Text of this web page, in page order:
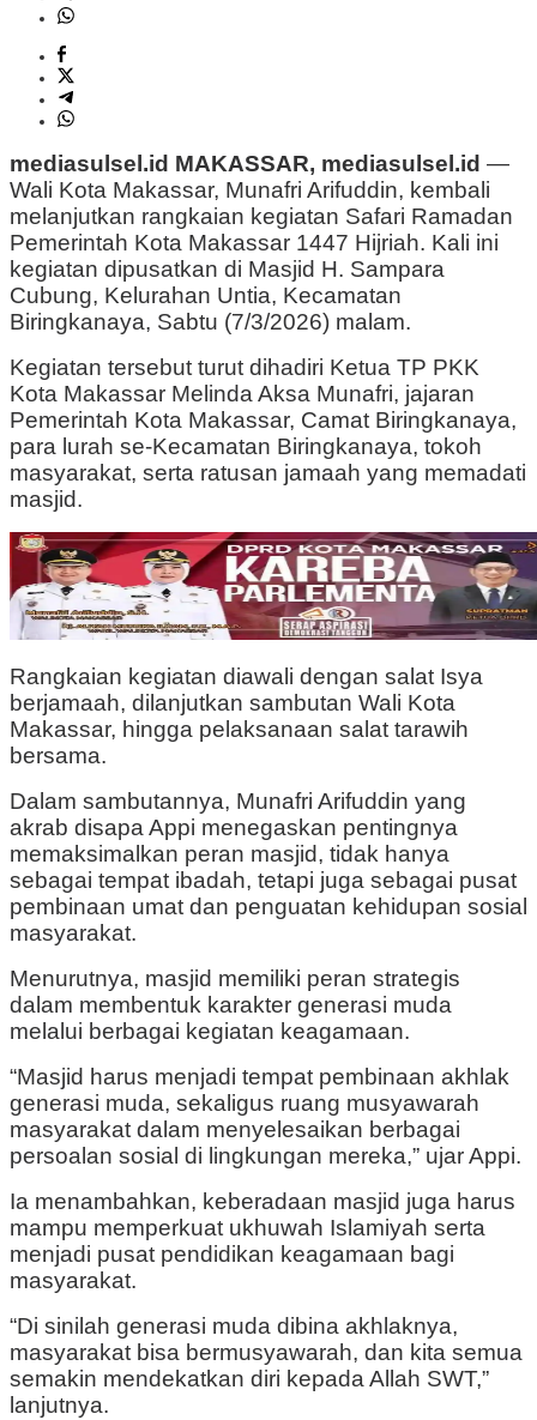
mediasulsel.id MAKASSAR, mediasulsel.id —
Wali Kota Makassar, Munafri Arifuddin, kembali
melanjutkan rangkaian kegiatan Safari Ramadan
Pemerintah Kota Makassar 1447 Hijriah. Kali ini
kegiatan dipusatkan di Masjid H. Sampara
Cubung, Kelurahan Untia, Kecamatan
Biringkanaya, Sabtu (7/3/2026) malam.
Kegiatan tersebut turut dihadiri Ketua TP PKK
Kota Makassar Melinda Aksa Munafri, jajaran
Pemerintah Kota Makassar, Camat Biringkanaya,
para lurah se-Kecamatan Biringkanaya, tokoh
masyarakat, serta ratusan jamaah yang memadati
masjid.
Rangkaian kegiatan diawali dengan salat Isya
berjamaah, dilanjutkan sambutan Wali Kota
Makassar, hingga pelaksanaan salat tarawih
bersama.
Dalam sambutannya, Munafri Arifuddin yang
akrab disapa Appi menegaskan pentingnya
memaksimalkan peran masjid, tidak hanya
sebagai tempat ibadah, tetapi juga sebagai pusat
pembinaan umat dan penguatan kehidupan sosial
masyarakat.
Menurutnya, masjid memiliki peran strategis
dalam membentuk karakter generasi muda
melalui berbagai kegiatan keagamaan.
“Masjid harus menjadi tempat pembinaan akhlak
generasi muda, sekaligus ruang musyawarah
masyarakat dalam menyelesaikan berbagai
persoalan sosial di lingkungan mereka,” ujar Appi.
Ia menambahkan, keberadaan masjid juga harus
mampu memperkuat ukhuwah Islamiyah serta
menjadi pusat pendidikan keagamaan bagi
masyarakat.
“Di sinilah generasi muda dibina akhlaknya,
masyarakat bisa bermusyawarah, dan kita semua
semakin mendekatkan diri kepada Allah SWT,”
lanjutnya.